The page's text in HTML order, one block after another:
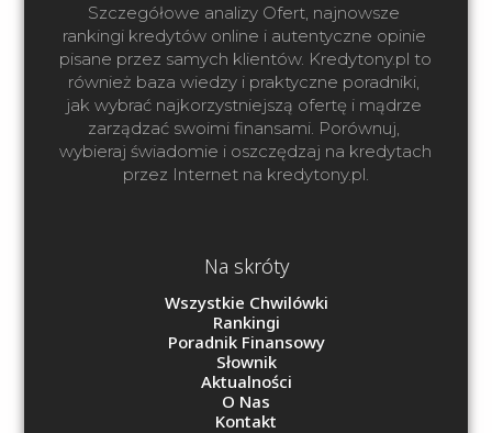
Szczegółowe analizy Ofert, najnowsze
rankingi kredytów online i autentyczne opinie
pisane przez samych klientów. Kredytony.pl to
również baza wiedzy i praktyczne poradniki,
jak wybrać najkorzystniejszą ofertę i mądrze
zarządzać swoimi finansami. Porównuj,
wybieraj świadomie i oszczędzaj na kredytach
przez Internet na kredytony.pl.
Na skróty
Wszystkie Chwilówki
Rankingi
Poradnik Finansowy
Słownik
Aktualności
O Nas
Kontakt